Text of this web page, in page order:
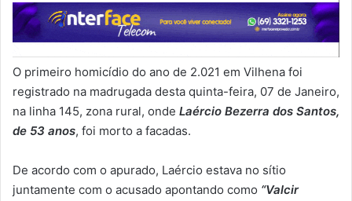
O primeiro homicídio do ano de 2.021 em Vilhena foi
registrado na madrugada desta quinta-feira, 07 de Janeiro,
na linha 145, zona rural, onde Laércio Bezerra dos Santos,
de 53 anos, foi morto a facadas.
De acordo com o apurado, Laércio estava no sítio
juntamente com o acusado apontando como “Valcir